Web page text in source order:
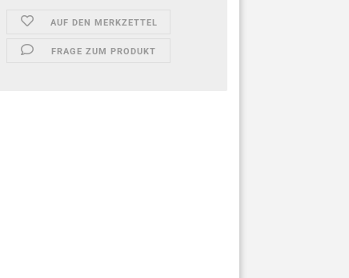
AUF DEN MERKZETTEL
FRAGE ZUM PRODUKT